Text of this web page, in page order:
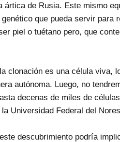
ártica de Rusia. Este mismo
que pueda servir para
piel o tuétano pero, que
clonación es una célula viva,
autónoma. Luego, no
decenas de miles de
Universidad Federal del
descubrimiento podría